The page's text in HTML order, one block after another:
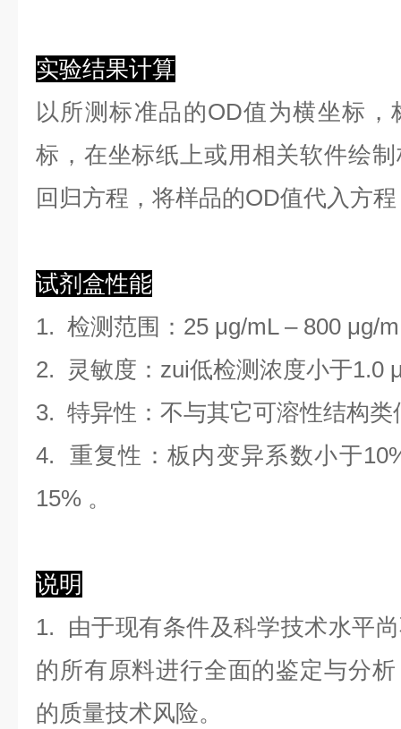
实验结果计算
以所测标准品的OD值为横坐标，
标，在坐标纸上或用相关软件绘制
回归方程 ， 将样品的OD值代入方
试剂盒性能
1. 检测范围 ： 25 μg/mL –800 μg/
2. 灵敏度：zui低检测浓度小于1.0
3. 特异性：不与其它可溶性结构类
4. 重复性：板内变异系数小于10
15% 。
说明
1. 由于现有条件及科学技术水平
的所有原料进行全面的鉴定与分
的质量技术风险。